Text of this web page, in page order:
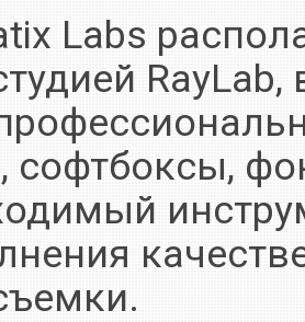
Labs
софтбоксы,